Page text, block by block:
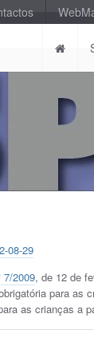
08-29
7/2009, de 12 de
para as
as crianças a